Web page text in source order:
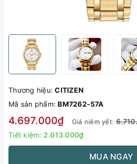
Thương hiệu:CITIZEN
Mã sản phẩm:BM7262-57A
4.697.000₫ Giá niêm yết:
Tiết kiệm: 2.013.000₫
MUA NGAY